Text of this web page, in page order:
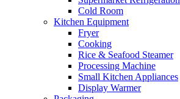
Cold Room
Kitchen Equipment
Fryer
Cooking
Rice & Seafood Steamer
Processing Machine
Small Kitchen Appliances
Display Warmer